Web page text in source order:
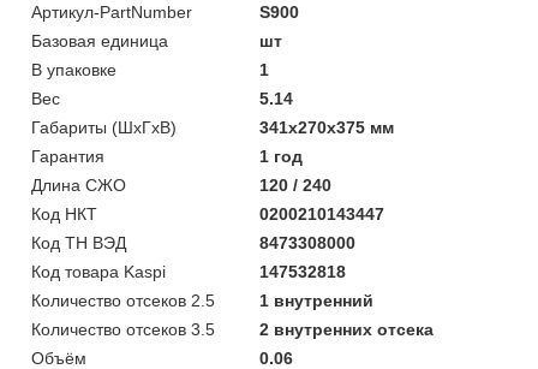
Артикул-PartNumber
S900
Базовая единица
шт
В упаковке
1
Вес
5.14
Габариты (ШхГхВ)
341x270x375 мм
Гарантия
1 год
Длина СЖО
120 / 240
Код НКТ
0200210143447
Код ТН ВЭД
8473308000
Код товара Kaspi
147532818
Количество отсеков 2.5
1 внутренний
Количество отсеков 3.5
2 внутренних отсека
Объём
0.06